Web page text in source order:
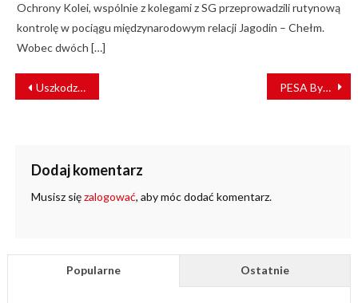
Ochrony Kolei, wspólnie z kolegami z SG przeprowadzili rutynową
kontrolę w pociągu międzynarodowym relacji Jagodin – Chełm.
Wobec dwóch […]
NAWIGACJA
WPISU
Uszkodzone Pendolino zostanie rozebrane? PESA Bydgoszcz dostarczy kolejne pociągi dla ŁKA [ZDJĘCIA]
Dodaj komentarz
Musisz sięzalogować, aby móc dodać komentarz.
Popularne Ostatnie